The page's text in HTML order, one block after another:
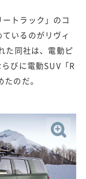
トラック」のコ
いるのがリヴィ
た同社は、電動ピ
びに電動SUV「R
のだ。